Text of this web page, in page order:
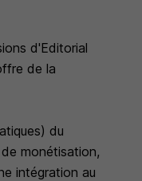
d'Editorial
de la
du
monétisation,
intégration au